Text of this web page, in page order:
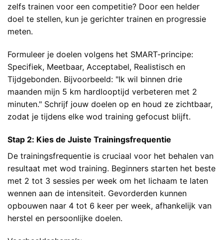
zelfs trainen voor een competitie? Door een helder
doel te stellen, kun je gerichter trainen en progressie
meten.
Formuleer je doelen volgens het SMART-principe:
Specifiek, Meetbaar, Acceptabel, Realistisch en
Tijdgebonden. Bijvoorbeeld: "Ik wil binnen drie
maanden mijn 5 km hardlooptijd verbeteren met 2
minuten." Schrijf jouw doelen op en houd ze zichtbaar,
zodat je tijdens elke wod training gefocust blijft.
Stap 2: Kies de Juiste Trainingsfrequentie
De trainingsfrequentie is cruciaal voor het behalen van
resultaat met wod training. Beginners starten het beste
met 2 tot 3 sessies per week om het lichaam te laten
wennen aan de intensiteit. Gevorderden kunnen
opbouwen naar 4 tot 6 keer per week, afhankelijk van
herstel en persoonlijke doelen.